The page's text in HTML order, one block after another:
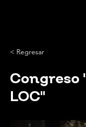
< Regresar
Congreso
LOC"